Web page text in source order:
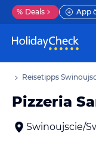
% Deals App
Reisetipps
Pizzeria
Swinoujscie/